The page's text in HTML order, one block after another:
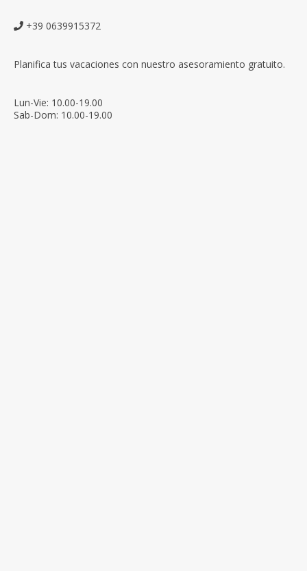
+39 0639915372
Planifica tus vacaciones con nuestro asesoramiento gratuito.
Lun-Vie: 10.00-19.00
Sab-Dom: 10.00-19.00